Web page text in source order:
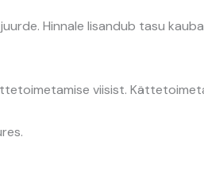
Hinnale lisandub tasu
viisist.